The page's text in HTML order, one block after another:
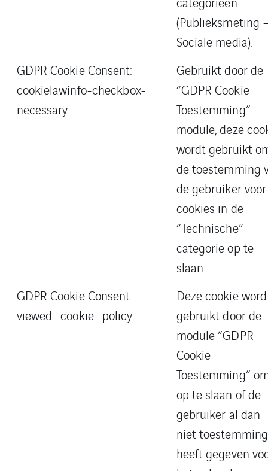
(Publieksmeting
Sociale media).
GDPR Cookie Consent:
cookielawinfo-checkbox-
necessary
Gebruikt door de
“GDPR Cookie
Toestemming”
module, deze
wordt gebruikt
de toestemming
de gebruiker voor
cookies in de
“Technische”
categorie op te
slaan.
GDPR Cookie Consent:
viewed_cookie_policy
Deze cookie
gebruikt door de
module “GDPR
Cookie
Toestemming”
op te slaan of de
gebruiker al dan
niet toestemming
heeft gegeven